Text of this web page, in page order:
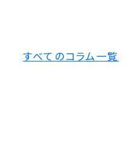
すべてのコラム一覧